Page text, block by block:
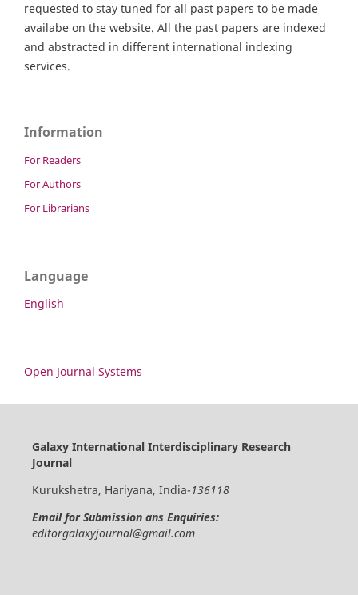
requested to stay tuned for all past papers to be made
availabe on the website. All the past papers are indexed
and abstracted in different international indexing
services.
Information
For Readers
For Authors
For Librarians
Language
English
Open Journal Systems
Galaxy International Interdisciplinary Research
Journal
Kurukshetra, Hariyana, India-136118
Email for Submission ans Enquiries:
editorgalaxyjournal@gmail.com